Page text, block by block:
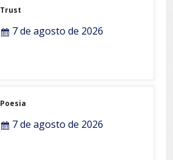
Trust
7 de agosto de 2026
Poesia
7 de agosto de 2026